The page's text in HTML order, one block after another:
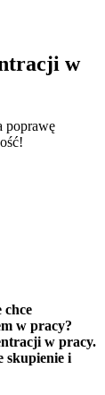
w
poprawę
chce
w pracy?
w pracy.
skupienie i